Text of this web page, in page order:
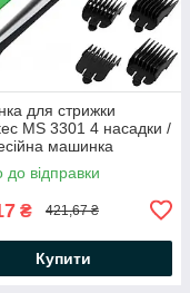
для стрижки
MS 3301 4 насадки /
машинка
до відправки
₴ 421,67 ₴
Купити